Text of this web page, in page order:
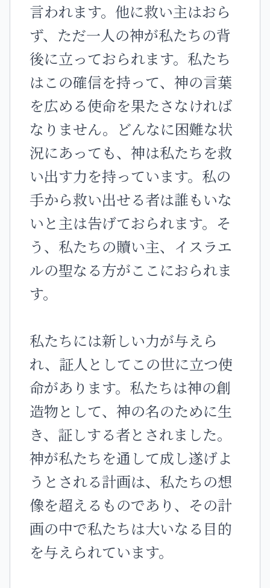
言われます。他に救い主はおら
ず、ただ一人の神が私たちの背
後に立っておられます。私たち
はこの確信を持って、神の言葉
を広める使命を果たさなければ
なりません。どんなに困難な状
況にあっても、神は私たちを救
い出す力を持っています。私の
手から救い出せる者は誰もいな
いと主は告げておられます。そ
う、私たちの贖い主、イスラエ
ルの聖なる方がここにおられま
す。
私たちには新しい力が与えら
れ、証人としてこの世に立つ使
命があります。私たちは神の創
造物として、神の名のために生
き、証しする者とされました。
神が私たちを通して成し遂げよ
うとされる計画は、私たちの想
像を超えるものであり、その計
画の中で私たちは大いなる目的
を与えられています。